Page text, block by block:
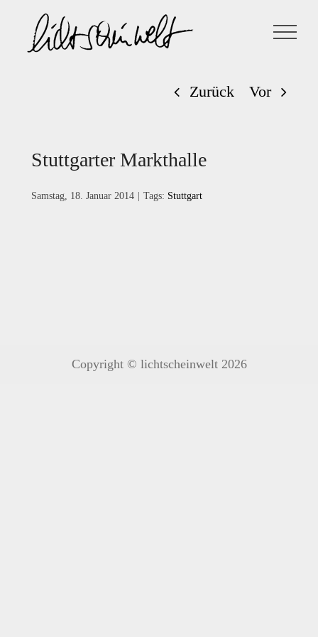
Inhalt
springen
Zurück
Vor
Stuttgarter Markthalle
Samstag, 18. Januar 2014 Tags: Stuttgart
Copyright © lichtscheinwelt 2026